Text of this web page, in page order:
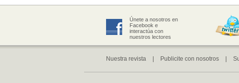
Únete a nosotros en
Facebook e
interactúa con
nuestros lectores
Nuestra revista Publicite con nosotros